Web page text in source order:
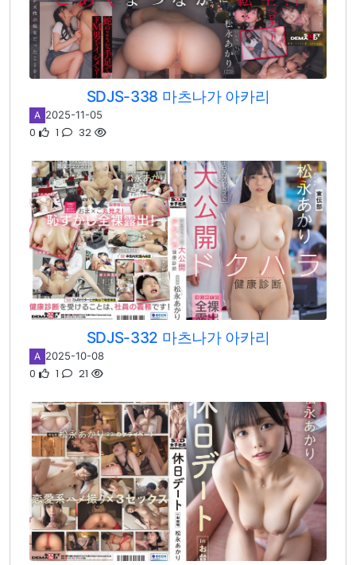
SDJS-338 마츠나가 아카리
A 2025-11-05
0 1 32
SDJS-332 마츠나가 아카리
A 2025-10-08
0 1 21